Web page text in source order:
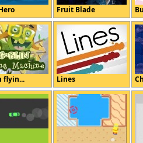
Fruit Blade
flyin... Lines